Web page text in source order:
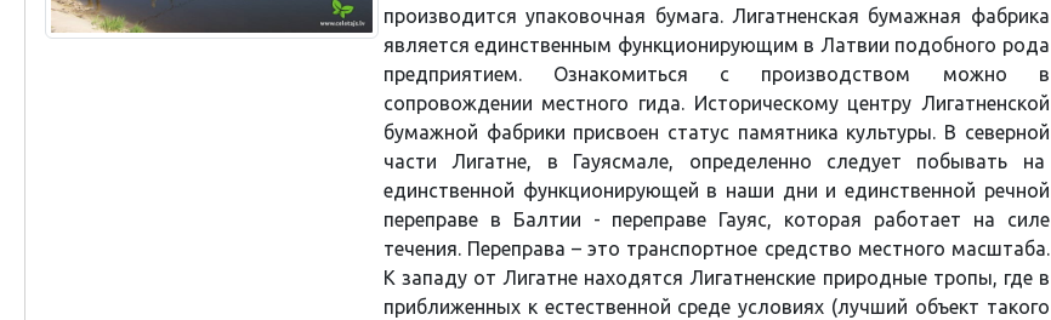
производится упаковочная бумага. Лигатненская бумажная фабрика
является единственным функционирующим в Латвии подобного рода
предприятием. Ознакомиться с производством можно в
сопровождении местного гида. Историческому центру Лигатненской
бумажной фабрики присвоен статус памятника культуры. В северной
части Лигатне, в Гауясмале, определенно следует побывать на
единственной функционирующей в наши дни и единственной речной
переправе в Балтии - переправе Гауяс, которая работает на силе
течения. Переправа – это транспортное средство местного масштаба.
К западу от Лигатне находятся Лигатненские природные тропы, где в
приближенных к естественной среде условиях (лучший объект такого